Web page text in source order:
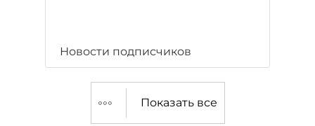
Новости подписчиков
Показать все